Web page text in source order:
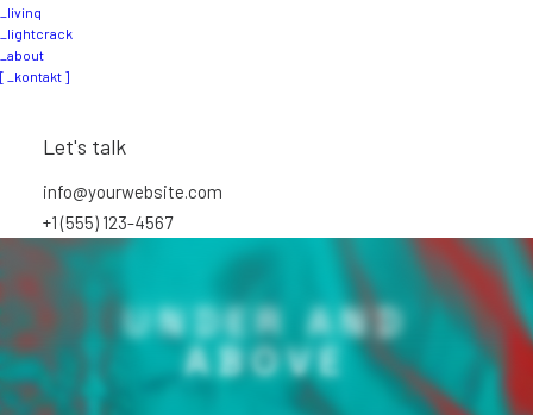
_livinq
_lightcrack
_about
[ _kontakt ]
Let's talk
info@yourwebsite.com
+1 (555) 123-4567
UNDER AND
ABOVE